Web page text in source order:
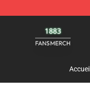
Accueil